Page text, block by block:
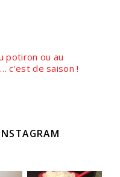
potiron ou au
c’est de saison !